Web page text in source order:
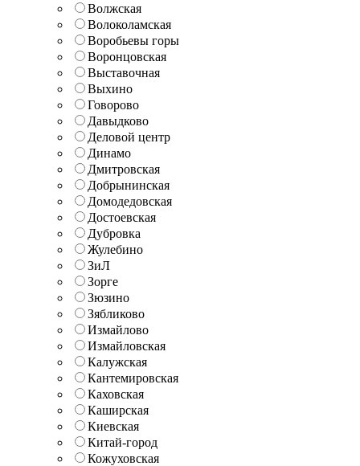
Волжская
Волоколамская
Воробьевы горы
Воронцовская
Выставочная
Выхино
Говорово
Давыдково
Деловой центр
Динамо
Дмитровская
Добрынинская
Домодедовская
Достоевская
Дубровка
Жулебино
ЗиЛ
Зорге
Зюзино
Зябликово
Измайлово
Измайловская
Калужская
Кантемировская
Каховская
Каширская
Киевская
Китай-город
Кожуховская